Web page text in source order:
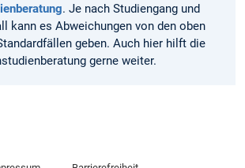
. Je nach Studiengang und
kann es Abweichungen von den oben
geben. Auch hier hilft die
gerne weiter.